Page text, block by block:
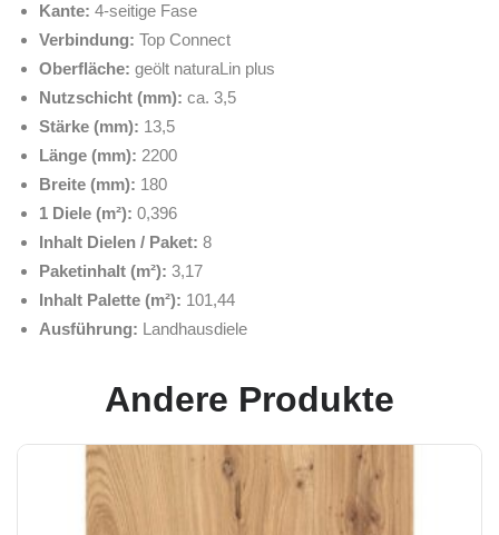
Kante: 4-seitige Fase
Verbindung: Top Connect
Oberfläche: geölt naturaLin plus
Nutzschicht (mm): ca. 3,5
Stärke (mm): 13,5
Länge (mm): 2200
Breite (mm): 180
1 Diele (m²): 0,396
Inhalt Dielen / Paket: 8
Paketinhalt (m²): 3,17
Inhalt Palette (m²): 101,44
Ausführung: Landhausdiele
Andere Produkte